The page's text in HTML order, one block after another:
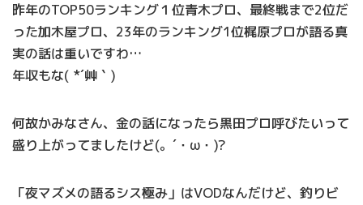
昨年のTOP50ランキング１位青木プロ、最終戦まで2位だ
った加木屋プロ、23年のランキング1位梶原プロが語る真
実の話は重いですわ…
年収もな( *´艸｀)
何故かみなさん、金の話になったら黒田プロ呼びたいって
盛り上がってましたけど(。´・ω・)?
「夜マズメの語るシス極み」はVODなんだけど、釣りビ